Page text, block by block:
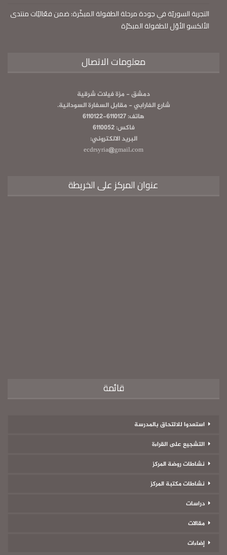
التجربة السوريّة في جودة مرحلة الطفولة المبكّرة: ضمن فعّاليّات منتدى
الألكسو الأوّل للطفولة المبكرّة
معلومات الاتصال
دمشق - مزة فيلات شرقية
شارع الفارابي - مقابل السفارة السودانية.
هاتف: 6110127-6110122
فاكس: 6110052
البريد الالكتروني:
ecdrsyria@gmail.com
عنوان المركز على الخريطة
قائمة
استعدوا للالتحاق بالمدرسة
التشجيع على القراءة
نشاطات روضة المركز
نشاطات مكتبة المركز
دراسات
مقالات
إضاءات